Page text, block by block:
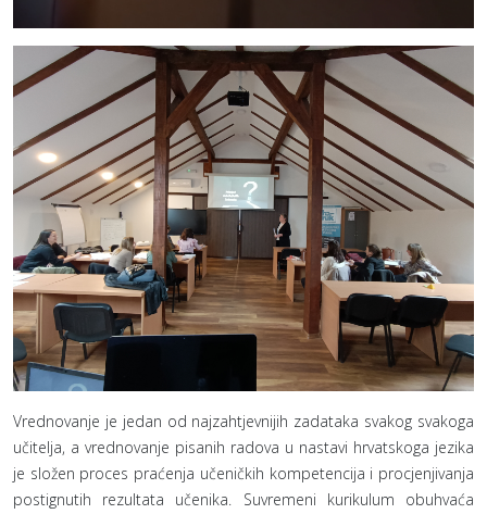
Vrednovanje je jedan od najzahtjevnijih zadataka svakog svakoga
učitelja, a vrednovanje pisanih radova u nastavi hrvatskoga jezika
je složen proces praćenja učeničkih kompetencija i procjenjivanja
postignutih rezultata učenika. Suvremeni kurikulum obuhvaća